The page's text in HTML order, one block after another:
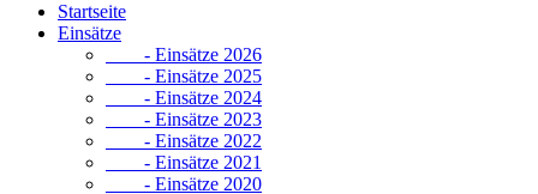
Startseite
Einsätze
- Einsätze 2026
- Einsätze 2025
- Einsätze 2024
- Einsätze 2023
- Einsätze 2022
- Einsätze 2021
- Einsätze 2020